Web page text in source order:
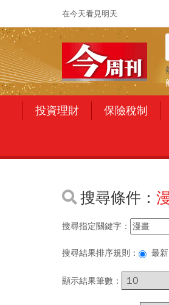
在今天看見明天
投資理財 保險稅制
搜尋條件：
搜尋指定關鍵字：
搜尋結果排序規則： 最新
顯示結果筆數：